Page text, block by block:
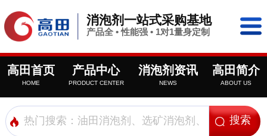
消泡剂一站式采购基地
产品全 • 性能强 • 1对1量身定制
高田首页
HOME
产品中心
PRODUCT CENTER
消泡剂资讯
NEWS
高田简介
ABOUT US